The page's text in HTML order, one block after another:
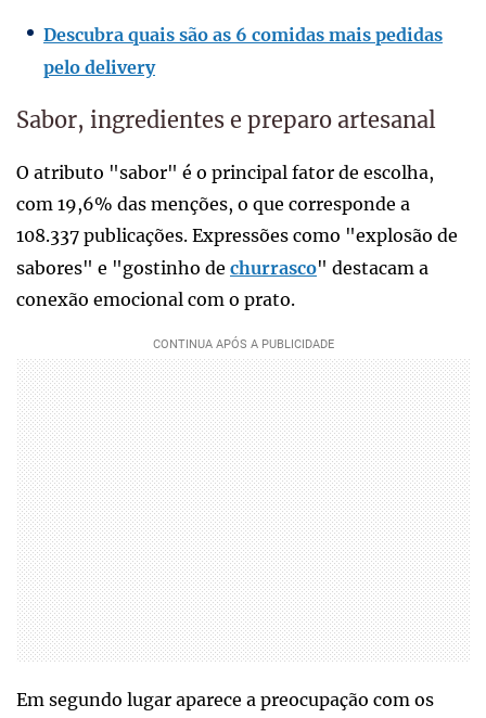
Descubra quais são as 6 comidas mais pedidas
pelo delivery
Sabor, ingredientes e preparo artesanal
O atributo "sabor" é o principal fator de escolha,
com 19,6% das menções, o que corresponde a
108.337 publicações. Expressões como "explosão de
sabores" e "gostinho de churrasco" destacam a
conexão emocional com o prato.
Em segundo lugar aparece a preocupação com os